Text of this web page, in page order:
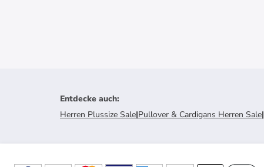
Entdecke auch:
Herren Plussize Sale|Pullover & Cardigans Herren Sale|